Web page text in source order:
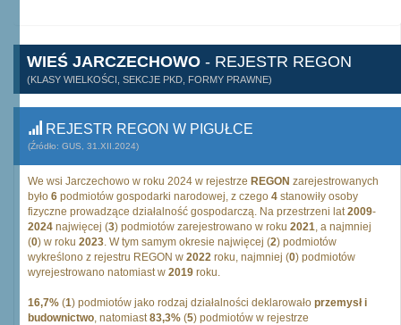
WIEŚ JARCZECHOWO - REJESTR REGON
(KLASY WIELKOŚCI, SEKCJE PKD, FORMY PRAWNE)
REJESTR REGON W PIGUŁCE
(Źródło: GUS, 31.XII.2024)
We wsi Jarczechowo w roku 2024 w rejestrze REGON zarejestrowanych
było 6 podmiotów gospodarki narodowej, z czego 4 stanowiły osoby
fizyczne prowadzące działalność gospodarczą. Na przestrzeni lat2009-
2024 najwięcej (3) podmiotów zarejestrowano w roku 2021, a najmniej
(0) w roku 2023. W tym samym okresie najwięcej (2) podmiotów
wykreślono z rejestru REGON w 2022 roku, najmniej (0) podmiotów
wyrejestrowano natomiast w 2019 roku.
16,7% (1) podmiotów jako rodzaj działalności deklarowało przemysł i
budownictwo, natomiast83,3% (5) podmiotów w rejestrze